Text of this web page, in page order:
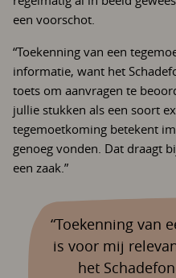
een voorschot.
“Toekenning van een
informatie, want het
toets om aanvragen te
jullie stukken als een soort
tegemoetkoming betekent
genoeg vonden. Dat draagt
een zaak.”
“Toekenning van
is voor mij
het